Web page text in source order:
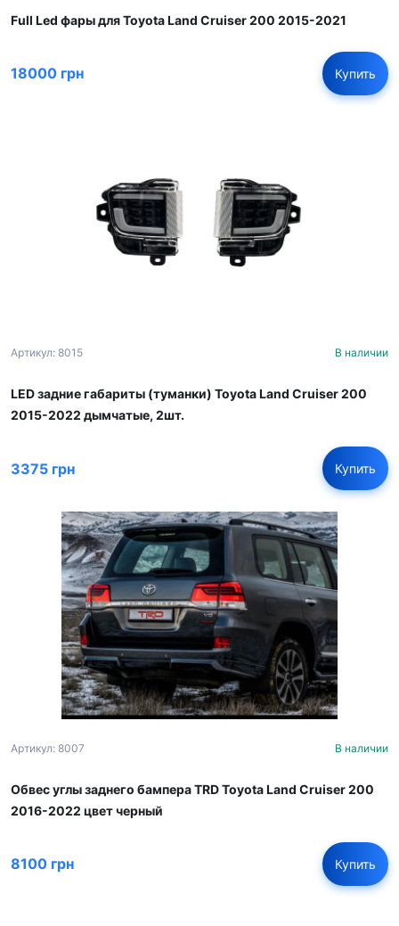
Full Led фары для Toyota Land Cruiser 200 2015-2021
18000 грн Купить
Артикул: 8015 В наличии
LED задние габариты (туманки) Toyota Land Cruiser 200
2015-2022 дымчатые, 2шт.
3375 грн Купить
Артикул: 8007 В наличии
Обвес углы заднего бампера TRD Toyota Land Cruiser 200
2016-2022 цвет черный
8100 грн Купить